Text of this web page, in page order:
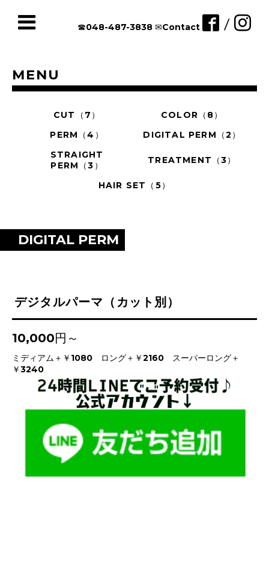
☎︎048-487-3838 ✉︎Contact /
MENU
CUT（7）
COLOR（8）
PERM（4）
DIGITAL PERM（2）
STRAIGHT
PERM（3）
TREATMENT（3）
HAIR SET（5）
DIGITAL PERM
デジタルパーマ（カット別）
10,000円～
ミディアム＋￥1080 ロング＋￥2160 スーパーロング＋
￥3240